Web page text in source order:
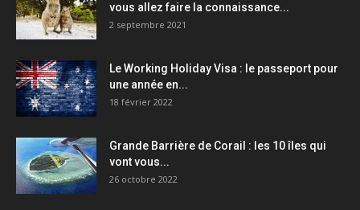
vous allez faire la connaissance...
2 septembre 2021
Le Working Holiday Visa : le passeport pour
une année en...
18 février 2022
Grande Barrière de Corail : les 10 îles qui
vont vous...
26 octobre 2022